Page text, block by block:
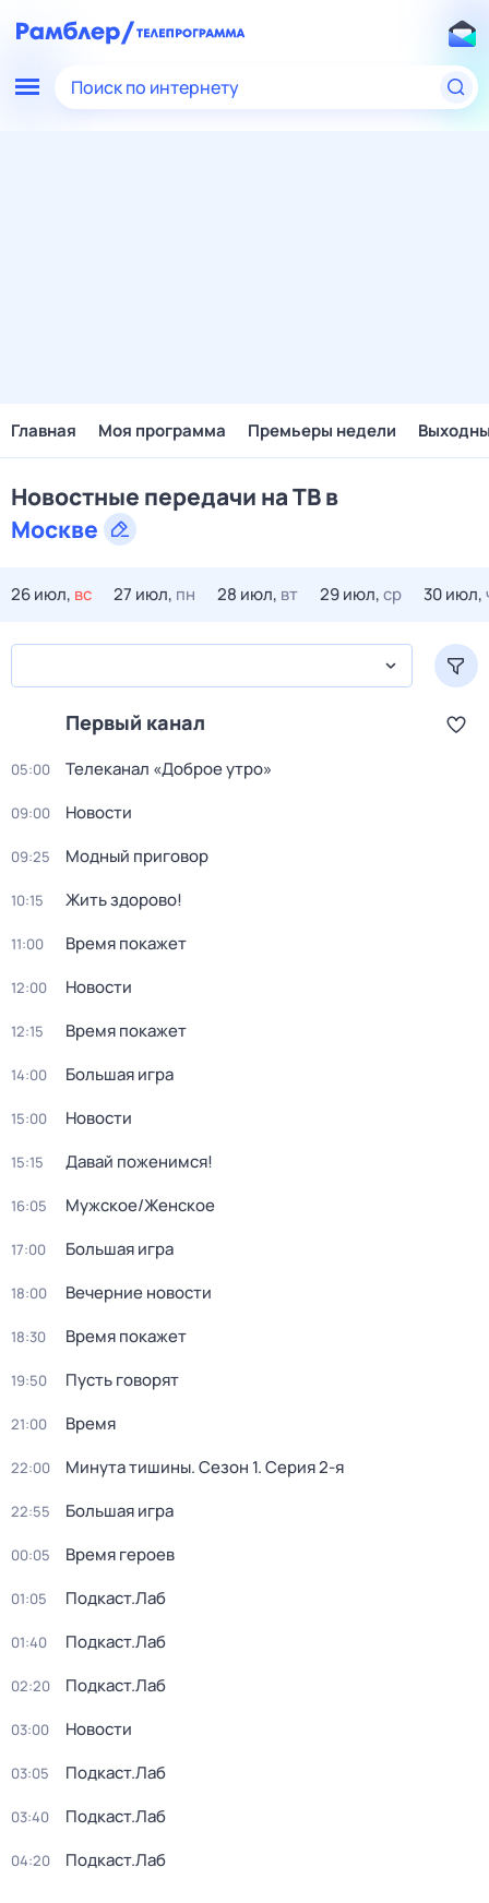
Поиск по интернету
Главная Моя программа Премьеры недели
Новостные передачи на ТВ в
Москве
26 июл, вс 27 июл, пн 28 июл, вт 29 июл,ср 30 июл,
Первый канал
05:00 Телеканал «Доброе утро»
09:00 Новости
09:25 Модный приговор
10:15 Жить здорово!
11:00 Время покажет
12:00 Новости
12:15 Время покажет
14:00 Большая игра
15:00 Новости
15:15 Давай поженимся!
16:05 Мужское/Женское
17:00 Большая игра
18:00 Вечерние новости
18:30 Время покажет
19:50 Пусть говорят
21:00 Время
22:00 Минута тишины. Сезон 1. Серия 2-я
22:55 Большая игра
00:05 Время героев
01:05 Подкаст.Лаб
01:40 Подкаст.Лаб
02:20 Подкаст.Лаб
03:00 Новости
03:05 Подкаст.Лаб
03:40 Подкаст.Лаб
04:20 Подкаст.Лаб